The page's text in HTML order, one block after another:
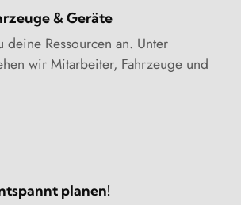
& Geräte
deine Ressourcen an. Unter
wir Mitarbeiter, Fahrzeuge und
planen!